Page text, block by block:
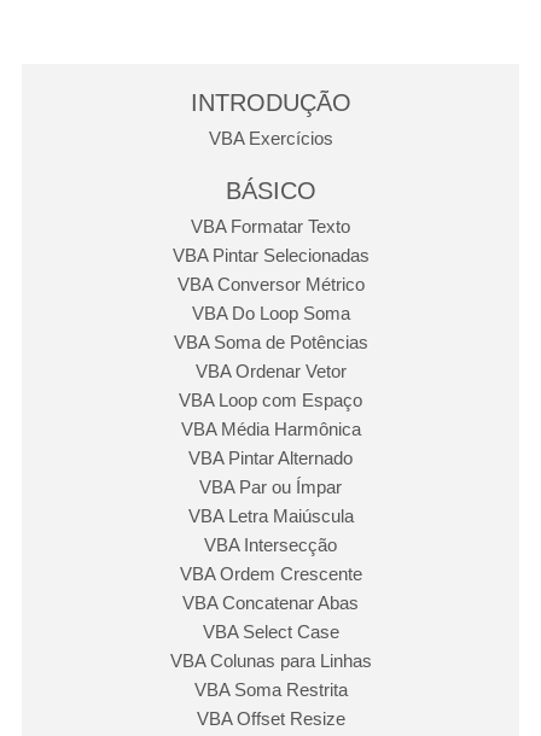
INTRODUÇÃO
VBA Exercícios
BÁSICO
VBA Formatar Texto
VBA Pintar Selecionadas
VBA Conversor Métrico
VBA Do Loop Soma
VBA Soma de Potências
VBA Ordenar Vetor
VBA Loop com Espaço
VBA Média Harmônica
VBA Pintar Alternado
VBA Par ou Ímpar
VBA Letra Maiúscula
VBA Intersecção
VBA Ordem Crescente
VBA Concatenar Abas
VBA Select Case
VBA Colunas para Linhas
VBA Soma Restrita
VBA Offset Resize